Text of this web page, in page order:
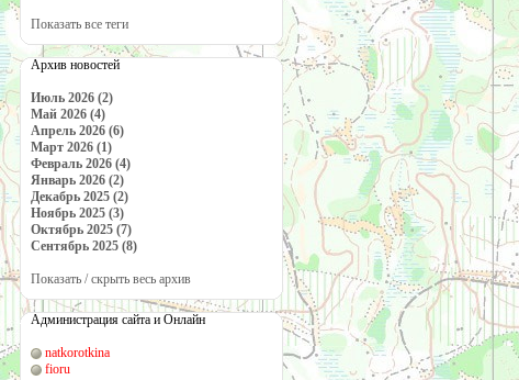
Показать все теги
Архив новостей
Июль 2026 (2)
Май 2026 (4)
Апрель 2026 (6)
Март 2026 (1)
Февраль 2026 (4)
Январь 2026 (2)
Декабрь 2025 (2)
Ноябрь 2025 (3)
Октябрь 2025 (7)
Сентябрь 2025 (8)
Показать / скрыть весь архив
Администрация сайта и Онлайн
natkorotkina
fioru